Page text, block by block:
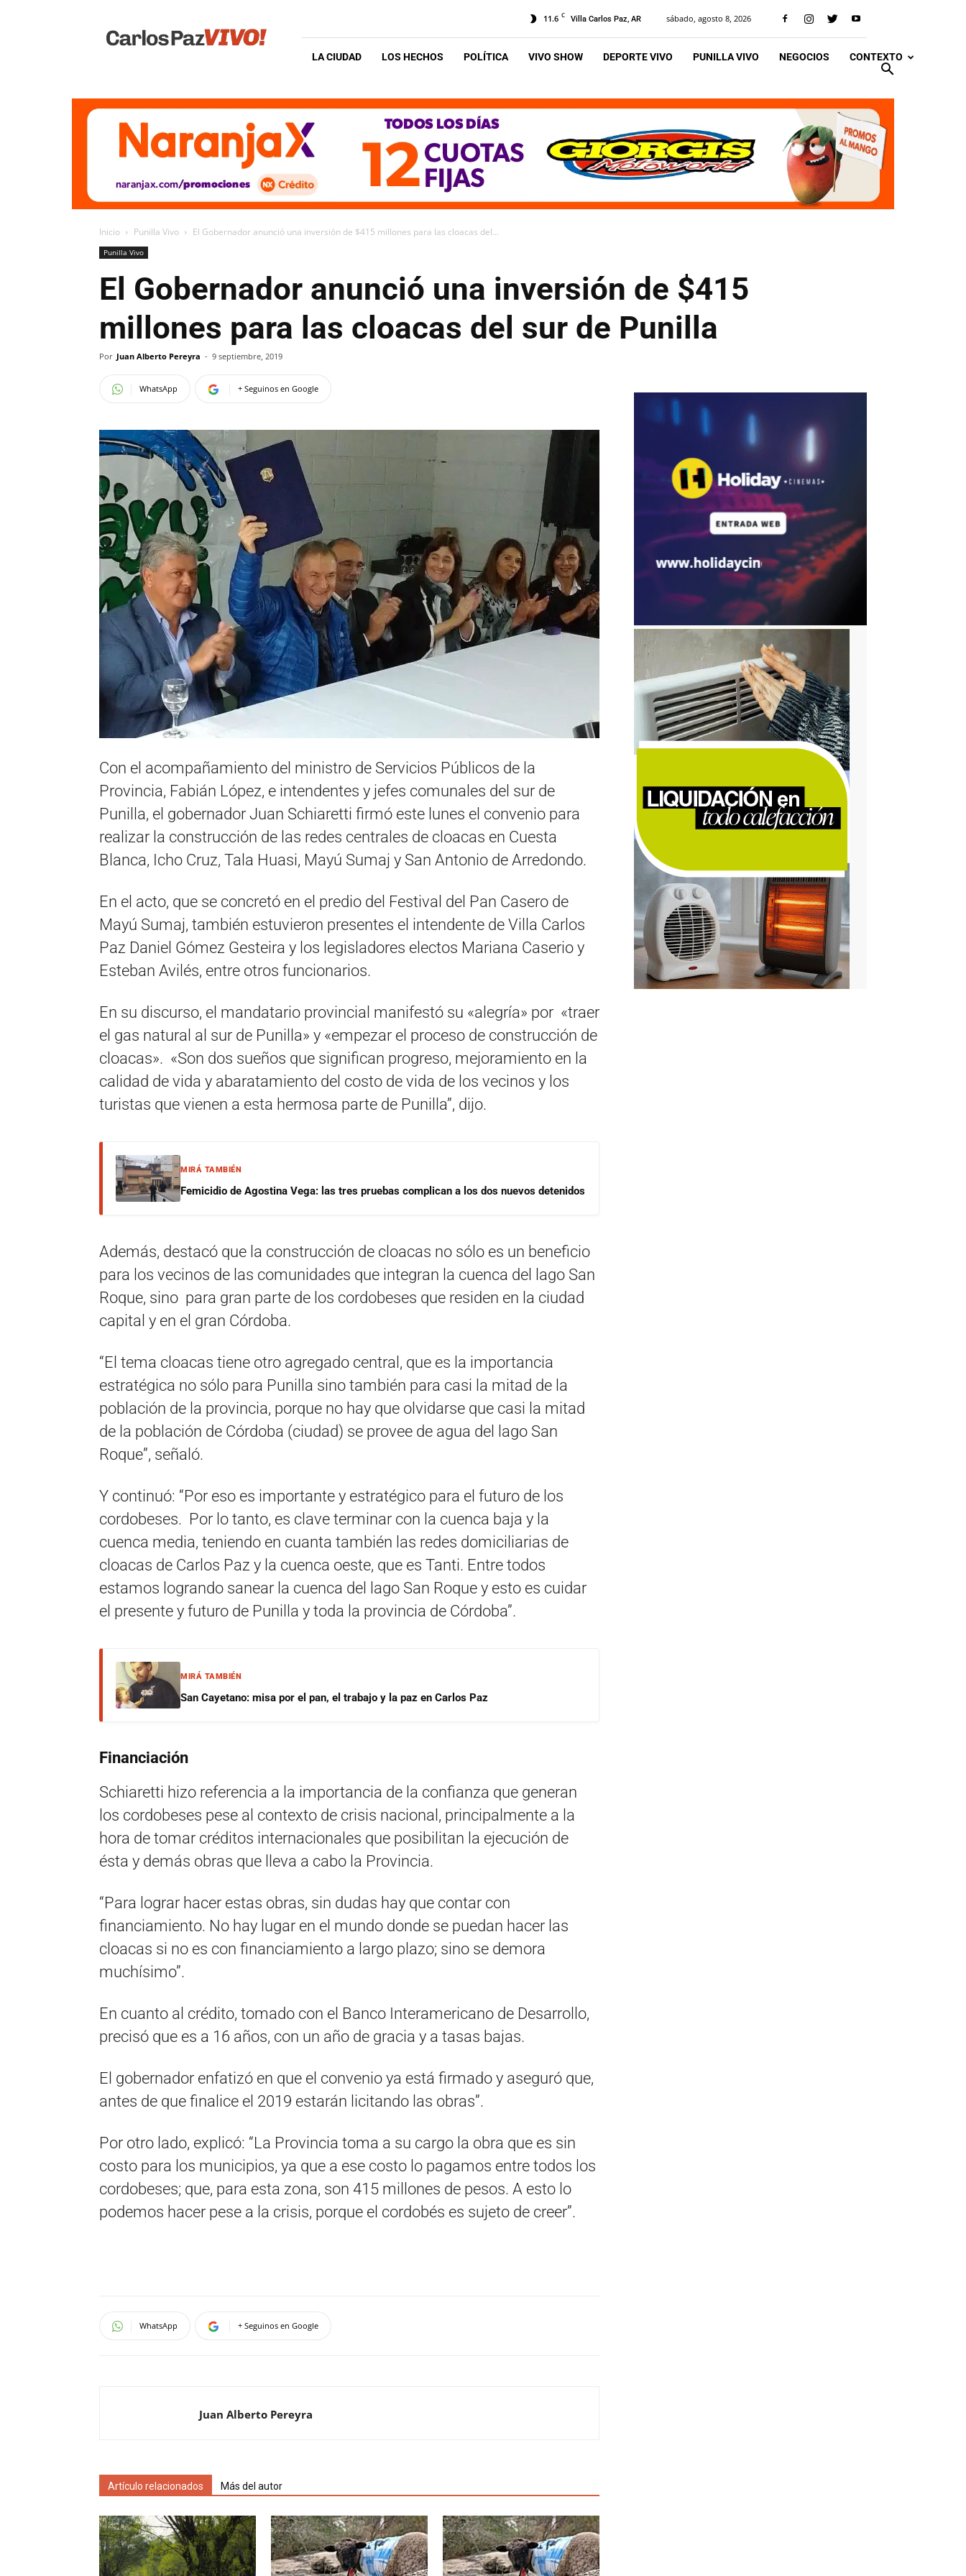
Vivo
11.6 C Villa Carlos Paz, AR sábado, agosto 8, 2026
LA CIUDAD LOS HECHOS POLÍTICA VIVO SHOW DEPORTE VIVO PUNILLA VIVO NEGOCIOS CONTEXTO
Inicio Punilla Vivo El Gobernador anunció una inversión de $415 millones para las cloacas del...
Punilla Vivo
El Gobernador anunció una inversión de $415
millones para las cloacas del sur de Punilla
Por Juan Alberto Pereyra - 9 septiembre, 2019
WhatsApp + Seguinos en Google
Con el acompañamiento del ministro de Servicios Públicos de la
Provincia, Fabián López, e intendentes y jefes comunales del sur de
Punilla, el gobernador Juan Schiaretti firmó este lunes el convenio para
realizar la construcción de las redes centrales de cloacas en Cuesta
Blanca, Icho Cruz, Tala Huasi, Mayú Sumaj y San Antonio de Arredondo.
En el acto, que se concretó en el predio del Festival del Pan Casero de
Mayú Sumaj, también estuvieron presentes el intendente de Villa Carlos
Paz Daniel Gómez Gesteira y los legisladores electos Mariana Caserio y
Esteban Avilés, entre otros funcionarios.
En su discurso, el mandatario provincial manifestó su «alegría» por «traer
el gas natural al sur de Punilla» y «empezar el proceso de construcción de
cloacas». «Son dos sueños que significan progreso, mejoramiento en la
calidad de vida y abaratamiento del costo de vida de los vecinos y los
turistas que vienen a esta hermosa parte de Punilla”, dijo.
MIRÁ TAMBIÉN
Femicidio de Agostina Vega: las tres pruebas complican a los dos nuevos detenidos
Además, destacó que la construcción de cloacas no sólo es un beneficio
para los vecinos de las comunidades que integran la cuenca del lago San
Roque, sino para gran parte de los cordobeses que residen en la ciudad
capital y en el gran Córdoba.
“El tema cloacas tiene otro agregado central, que es la importancia
estratégica no sólo para Punilla sino también para casi la mitad de la
población de la provincia, porque no hay que olvidarse que casi la mitad
de la población de Córdoba (ciudad) se provee de agua del lago San
Roque”, señaló.
Y continuó: “Por eso es importante y estratégico para el futuro de los
cordobeses. Por lo tanto, es clave terminar con la cuenca baja y la
cuenca media, teniendo en cuanta también las redes domiciliarias de
cloacas de Carlos Paz y la cuenca oeste, que es Tanti. Entre todos
estamos logrando sanear la cuenca del lago San Roque y esto es cuidar
el presente y futuro de Punilla y toda la provincia de Córdoba”.
MIRÁ TAMBIÉN
San Cayetano: misa por el pan, el trabajo y la paz en Carlos Paz
Financiación
Schiaretti hizo referencia a la importancia de la confianza que generan
los cordobeses pese al contexto de crisis nacional, principalmente a la
hora de tomar créditos internacionales que posibilitan la ejecución de
ésta y demás obras que lleva a cabo la Provincia.
“Para lograr hacer estas obras, sin dudas hay que contar con
financiamiento. No hay lugar en el mundo donde se puedan hacer las
cloacas si no es con financiamiento a largo plazo; sino se demora
muchísimo”.
En cuanto al crédito, tomado con el Banco Interamericano de Desarrollo,
precisó que es a 16 años, con un año de gracia y a tasas bajas.
El gobernador enfatizó en que el convenio ya está firmado y aseguró que,
antes de que finalice el 2019 estarán licitando las obras”.
Por otro lado, explicó: “La Provincia toma a su cargo la obra que es sin
costo para los municipios, ya que a ese costo lo pagamos entre todos los
cordobeses; que, para esta zona, son 415 millones de pesos. A esto lo
podemos hacer pese a la crisis, porque el cordobés es sujeto de creer”.
WhatsApp + Seguinos en Google
Juan Alberto Pereyra
Artículo relacionados Más del autor